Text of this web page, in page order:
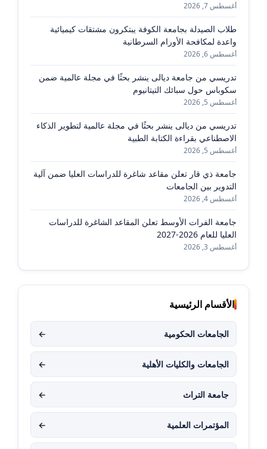
أغسطس 7, 2026
طلاب الصيدلة بجامعة الكوفة يبتكرون مشتقات كيميائية
واعدة لمكافحة الأورام السرطانية
أغسطس 6, 2026
تدريسي من جامعة ديالى ينشر بحثًا في مجلة عالمية ضمن
سكوباس حول سبائك التيتانيوم
أغسطس 5, 2026
تدريسي من ديالى ينشر بحثًا في مجلة عالمية لتطوير الذكاء
الاصطناعي بقراءة الكتابة الطبية
أغسطس 5, 2026
جامعة ذي قار تعلن مقاعد شاغرة للدراسات العليا ضمن آلية
التدوير بين الجامعات
أغسطس 4, 2026
جامعة الفرات الأوسط تعلن المقاعد الشاغرة للدراسات
العليا للعام 2026-2027
أغسطس 3, 2026
الأقسام الرئيسية
الجامعات الحكومية ←
الجامعات والكليات الأهلية ←
جامعة التراث ←
المؤتمرات العلمية ←